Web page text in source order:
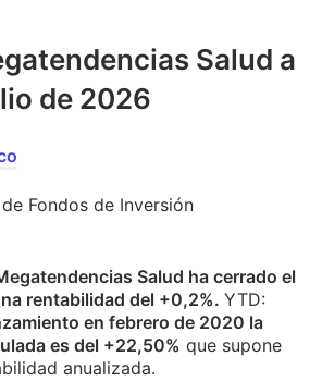
Salud a
de 2026
Fondos de Inversión
Salud ha cerrado el
rentabilidad del +0,2%. YTD:
en febrero de 2020 la
es del +22,50% que supone
anualizada.